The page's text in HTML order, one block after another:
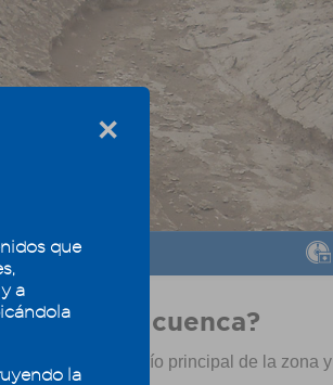
8
una cuenca?
identificarse el río principal de la zona
×
que
a
la